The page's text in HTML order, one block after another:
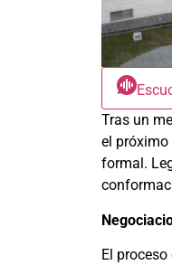
Tras un
el próximo
formal.
El